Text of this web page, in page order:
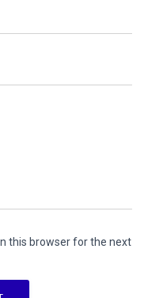
this browser for the next